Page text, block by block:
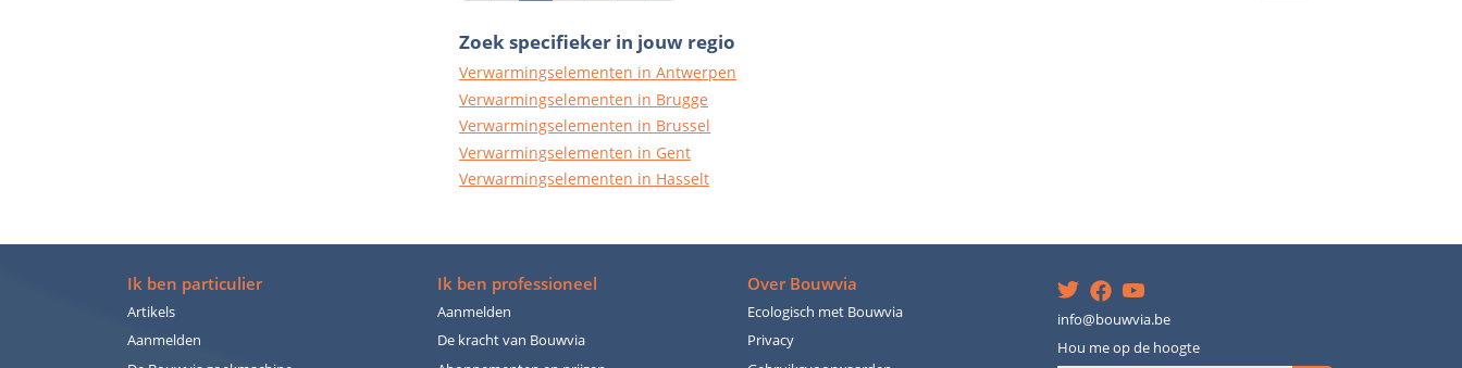
Zoek specifieker in jouw regio
Verwarmingselementen in Antwerpen
Verwarmingselementen in Brugge
Verwarmingselementen in Brussel
Verwarmingselementen in Gent
Verwarmingselementen in Hasselt
Ik ben particulier
Artikels
Aanmelden
Ik ben professioneel
Aanmelden
De kracht van Bouwvia
Over Bouwvia
Ecologisch met Bouwvia
Privacy
info@bouwvia.be
Hou me op de hoogte